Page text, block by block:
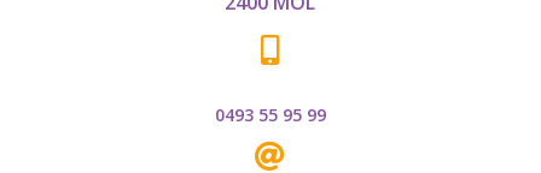

0493 55 95 99
